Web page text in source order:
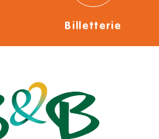
Billetterie